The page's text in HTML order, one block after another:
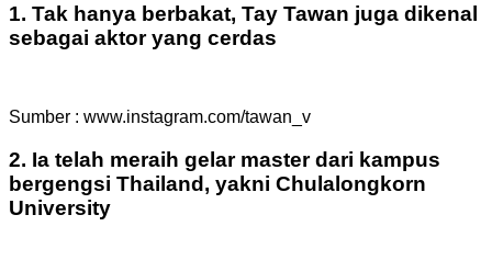
1. Tak hanya berbakat, Tay Tawan juga dikenal
sebagai aktor yang cerdas
Sumber : www.instagram.com/tawan_v
2. Ia telah meraih gelar master dari kampus
bergengsi Thailand, yakni Chulalongkorn
University